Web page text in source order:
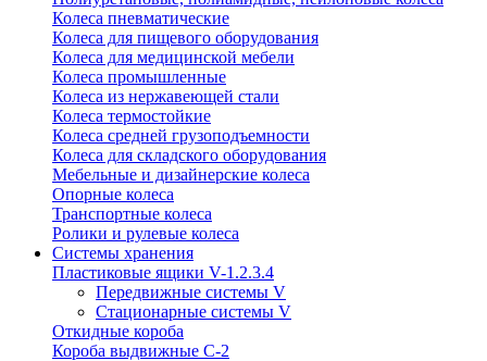
Колеса пневматические
Колеса для пищевого оборудования
Колеса для медицинской мебели
Колеса промышленные
Колеса из нержавеющей стали
Колеса термостойкие
Колеса средней грузоподъемности
Колеса для складского оборудования
Мебельные и дизайнерские колеса
Опорные колеса
Транспортные колеса
Ролики и рулевые колеса
Системы хранения
Пластиковые ящики V-1.2.3.4
Передвижные системы V
Стационарные системы V
Откидные короба
Короба выдвижные С-2